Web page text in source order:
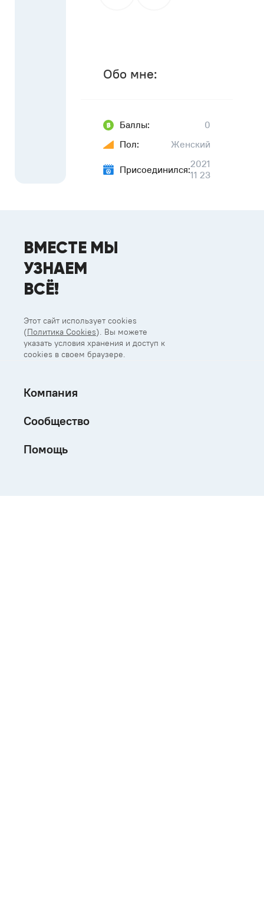
Обо мне:
Баллы:
0
Пол:
Женский
Присоединился:2021
11 23
ВМЕСТЕ МЫ
УЗНАЕМ
ВСЁ!
Этот сайт использует cookies
(Политика Cookies). Вы можете
указать условия хранения и доступ к
cookies в своем браузере.
Компания
Сообщество
Помощь